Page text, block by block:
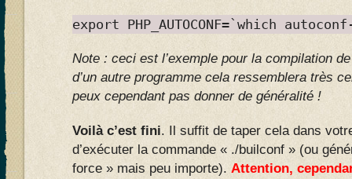
export PHP_AUTOCONF=`which
Note : ceci est l’exemple pour la compilation
d’un autre programme cela ressemblera très
peux cependant pas donner de généralité !
Voilà c’est fini. Il suffit de taper cela dans
d’exécuter la commande « ./builconf » (ou
force » mais peu importe). Attention,